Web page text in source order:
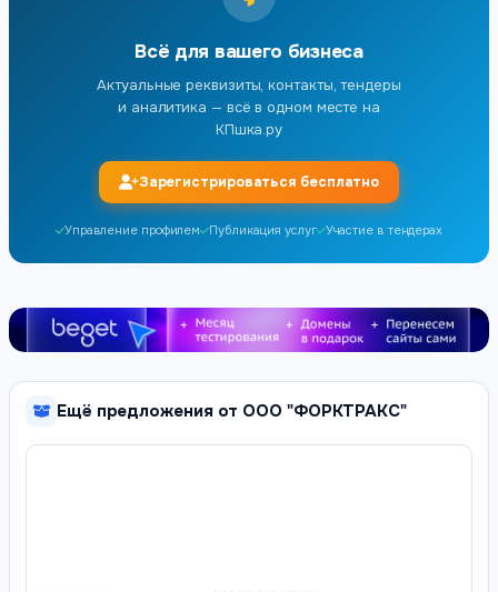
Всё для вашего бизнеса
Актуальные реквизиты, контакты, тендеры
и аналитика — всё в одном месте на
КПшка.ру
Зарегистрироваться бесплатно
Управление профилем Публикация услуг Участие в тендерах
Ещё предложения от ООО "ФОРКТРАКС"